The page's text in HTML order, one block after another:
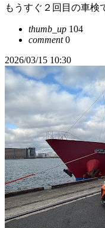
もうすぐ２回目の車検
thumb_up 104
comment0
2026/03/15 10:30